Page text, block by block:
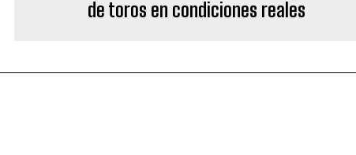
de toros en condiciones reales